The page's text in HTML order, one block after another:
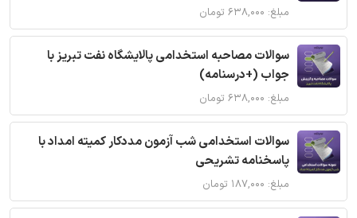
مبلغ: ۶۳۸,۰۰۰ تومان
سوالات مصاحبه استخدامی پالایشگاه نفت تبریز با
جواب (+درسنامه)
مبلغ: ۶۳۸,۰۰۰ تومان
سوالات استخدامی شب آزمون مددکار کمیته امداد با
پاسخنامه تشریحی
مبلغ: ۱۸۷,۰۰۰ تومان